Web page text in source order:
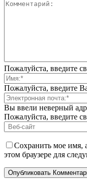
Пожалуйста, введите
Пожалуйста, введите
Вы ввели неверный
Пожалуйста, введите
Сохранить мое имя,
этом браузере для